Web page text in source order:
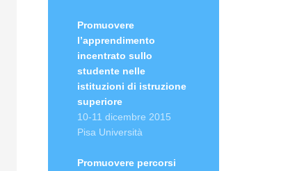
Promuovere
l’apprendimento
incentrato sullo
studente nelle
istituzioni di istruzione
superiore
10-11 dicembre 2015
Pisa Università
Promuovere percorsi